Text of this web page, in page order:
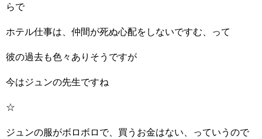
らで
ホテル仕事は、仲間が死ぬ心配をしないですむ、って
彼の過去も色々ありそうですが
今はジュンの先生ですね
☆
ジュンの服がボロボロで、買うお金はない、っていうので